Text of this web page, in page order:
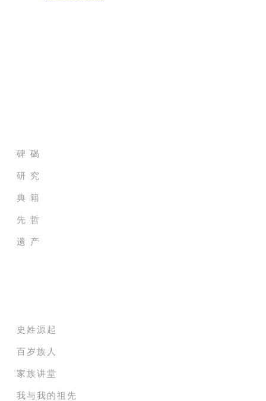
碑 碣
研 究
典 籍
先 哲
遗 产
史姓源起
百岁族人
家族讲堂
我与我的祖先